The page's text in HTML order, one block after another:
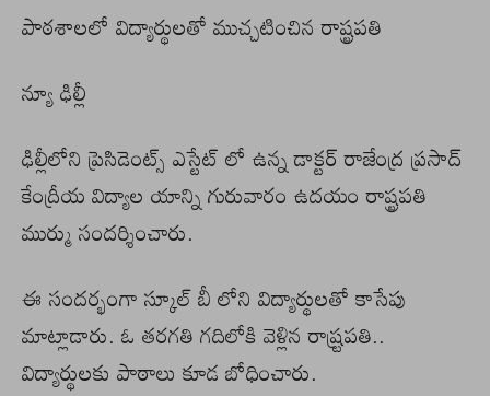
పాఠశాలలో విద్యార్థులతో ముచ్చటించిన రాష్ట్రపతి
న్యూ ఢిల్లీ
ఢిల్లీలోని ప్రెసిడెంట్స్‌ ఎస్టేట్‌ లో ఉన్న డాక్టర్‌ రాజేంద్ర ప్రసాద్‌
కేంద్రీయ విద్యాల యాన్ని గురువారం ఉదయం రాష్ట్రపతి
ముర్ము సందర్శించారు.
ఈ సందర్భంగా స్కూల్‌ బీ లోని విద్యార్థులతో కాసేపు
మాట్లాడారు. ఓ తరగతి గదిలోకి వెళ్లిన రాష్ర్టపతి..
విద్యార్థులకు పాఠాలు కూడ బోధించారు.